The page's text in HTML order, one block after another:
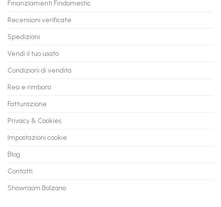
a
con
Finanziamenti Findomestic
Recensioni verificate
Spedizioni
Vendi il tuo usato
Condizioni di vendita
Resi e rimborsi
Fatturazione
Privacy & Cookies
Impostazioni cookie
Blog
Contatti
Showroom Bolzano